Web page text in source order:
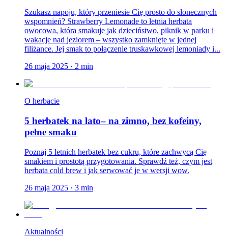
Szukasz napoju, który przeniesie Cię prosto do słonecznych
wspomnień? Strawberry Lemonade to letnia herbata
owocowa, która smakuje jak dzieciństwo, piknik w parku i
wakacje nad jeziorem – wszystko zamknięte w jednej
filiżance. Jej smak to połączenie truskawkowej lemoniady i...
26 maja 2025 · 2 min
O herbacie
5 herbatek na lato– na zimno, bez kofeiny,
pełne smaku
Poznaj 5 letnich herbatek bez cukru, które zachwycą Cię
smakiem i prostotą przygotowania. Sprawdź też, czym jest
herbata cold brew i jak serwować je w wersji wow.
26 maja 2025 · 3 min
Aktualności